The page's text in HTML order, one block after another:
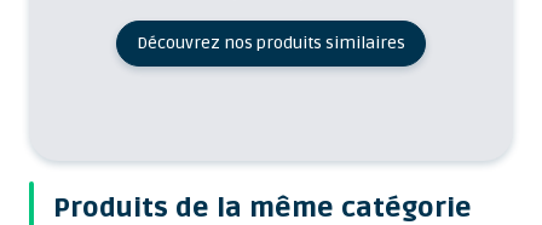
Découvrez nos produits similaires
Produits de la même catégorie